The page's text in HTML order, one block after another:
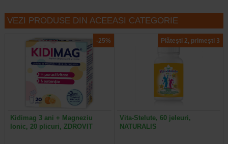
VEZI PRODUSE DIN ACEEASI CATEGORIE
-25%
Kidimag 3 ani + Magneziu
Ionic, 20 plicuri, ZDROVIT
Plătești 2, primești 3
Vita-Stelute, 60 jeleuri,
NATURALIS